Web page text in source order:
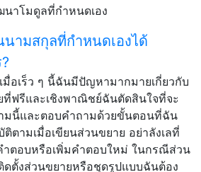
าโมดูลที่กำหนดเอง
นามสกุลที่กำหนดเองได้
มื่อเร็ว ๆ นี้ฉันมีปัญหามากมายเกี่ยวกับ
ที่ฟรีและเชิงพาณิชย์ฉันตัดสินใจที่จะ
มนี้และตอบคำถามด้วยขั้นตอนที่ฉัน
ตามเมื่อเขียนส่วนขยาย อย่าลังเลที่
ำตอบหรือเพิ่มคำตอบใหม่ ในกรณีส่วน
ดตั้งส่วนขยายหรือชุดรูปแบบฉันต้อง